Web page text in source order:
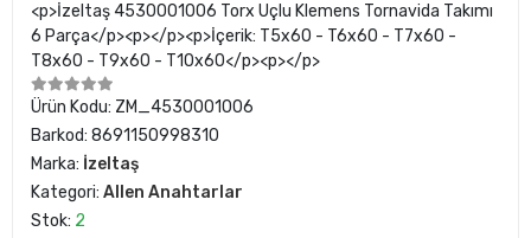
<p>İzeltaş 4530001006 Torx Uçlu Klemens Tornavida Takımı
6 Parça</p><p></p><p>İçerik: T5x60 - T6x60 - T7x60 -
T8x60 - T9x60 - T10x60</p><p></p>
Ürün Kodu: ZM_4530001006
Barkod: 8691150998310
Marka: İzeltaş
Kategori: Allen Anahtarlar
Stok: 2